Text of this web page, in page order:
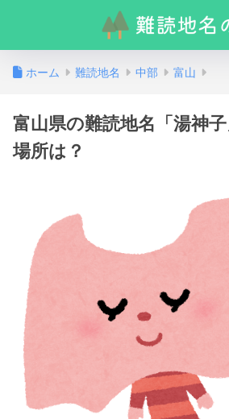
ホーム 難読地名 中部 富山
富山県の難読地名「湯神子
場所は？